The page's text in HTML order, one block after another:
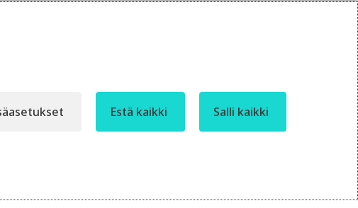
Estä kaikki Salli kaikki
Moro! Miten voin auttaa?